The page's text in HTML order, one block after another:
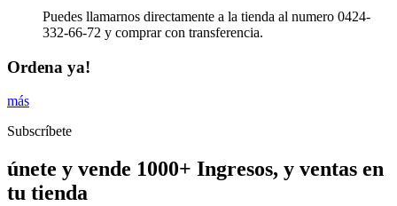
Puedes llamarnos directamente a la tienda al numero 0424-
332-66-72 y comprar con transferencia.
Ordena ya!
más
Subscríbete
únete y vende 1000+ Ingresos, y ventas en
tu tienda